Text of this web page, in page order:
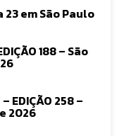
em São Paulo
188 – São
EDIÇÃO 258 –
2026